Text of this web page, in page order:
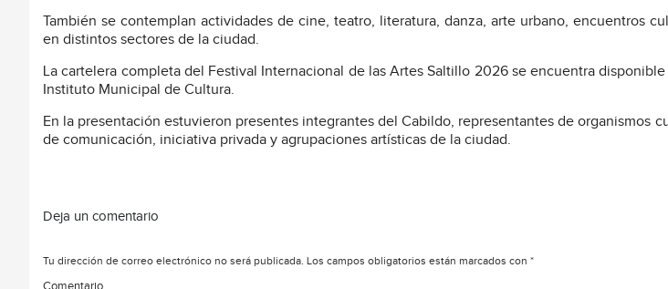
También se contemplan actividades de cine, teatro, literatura, danza, arte urbano, encuentros
en distintos sectores de la ciudad.
La cartelera completa del Festival Internacional de las Artes Saltillo 2026 se encuentra
Instituto Municipal de Cultura.
En la presentación estuvieron presentes integrantes del Cabildo, representantes de organismos
de comunicación, iniciativa privada y agrupaciones artísticas de la ciudad.
Deja un comentario
Tu dirección de correo electrónico no será publicada. Los campos obligatorios están marcados con *